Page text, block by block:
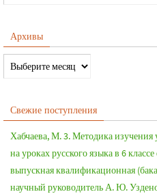
Архивы
Свежие поступления
Хабчаева, М. 3. Методика изучения
на уроках русского языка в 6
выпускная квалификационная
научный руководитель А. Ю.